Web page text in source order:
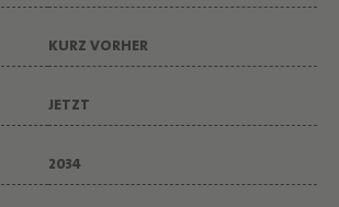
A
H
KURZ VORHER
JETZT
2034